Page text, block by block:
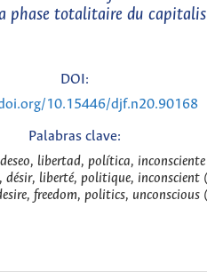
phase totalitaire du
DOI:
10.15446/djf.n20.90168
Palabras clave:
libertad, política,
désir, liberté, politique, inconscient
freedom, politics, unconscious